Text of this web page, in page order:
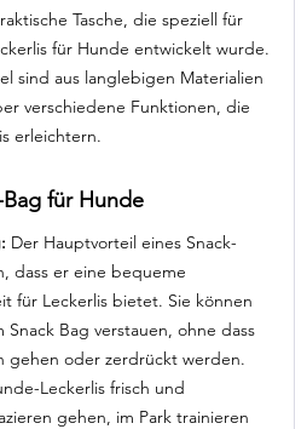
Tasche, die speziell für
für Hunde entwickelt wurde.
sind aus langlebigen Materialien
verschiedene Funktionen, die
erleichtern.
für Hunde
Der Hauptvorteil eines Snack-
dass er eine bequeme
für Leckerlis bietet. Sie können
Bag verstauen, ohne dass
gehen oder zerdrückt werden.
Leckerlis frisch und
gehen, im Park trainieren